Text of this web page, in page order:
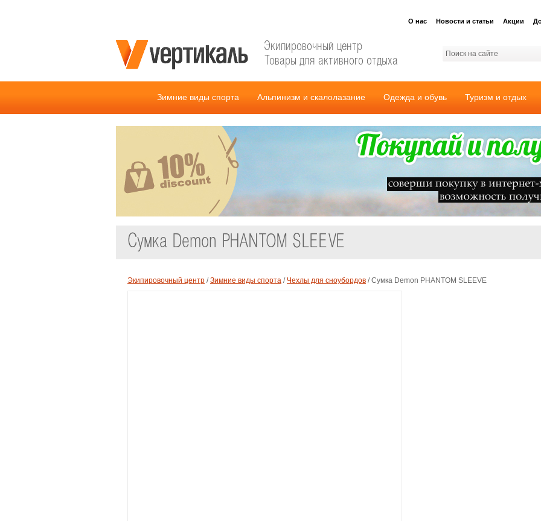
Экипировочный центр
Товары для активного отдыха
О нас Новости и статьи Акции
Зимние виды спорта Альпинизм и скалолазание Одежда и обувь Туризм и отдых
Сумка Demon PHANTOM SLEEVE
Экипировочный центр /Зимние виды спорта / Чехлы для сноубордов /Сумка Demon PHANTOM SLEEVE